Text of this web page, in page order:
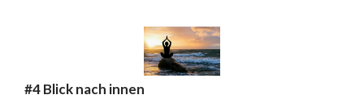
#4 Blick nach innen